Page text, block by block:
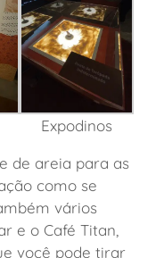
Expodinos
de areia para as
como se
vários
e o Café Titan,
você pode tirar